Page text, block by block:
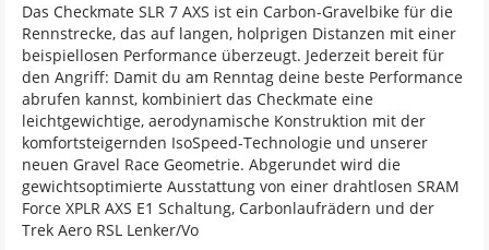
Das Checkmate SLR 7 AXS ist ein Carbon-Gravelbike für die
Rennstrecke, das auf langen, holprigen Distanzen mit einer
beispiellosen Performance überzeugt. Jederzeit bereit für
den Angriff: Damit du am Renntag deine beste Performance
abrufen kannst, kombiniert das Checkmate eine
leichtgewichtige, aerodynamische Konstruktion mit der
komfortsteigernden IsoSpeed-Technologie und unserer
neuen Gravel Race Geometrie. Abgerundet wird die
gewichtsoptimierte Ausstattung von einer drahtlosen SRAM
Force XPLR AXS E1 Schaltung, Carbonlaufrädern und der
Trek Aero RSL Lenker/Vo